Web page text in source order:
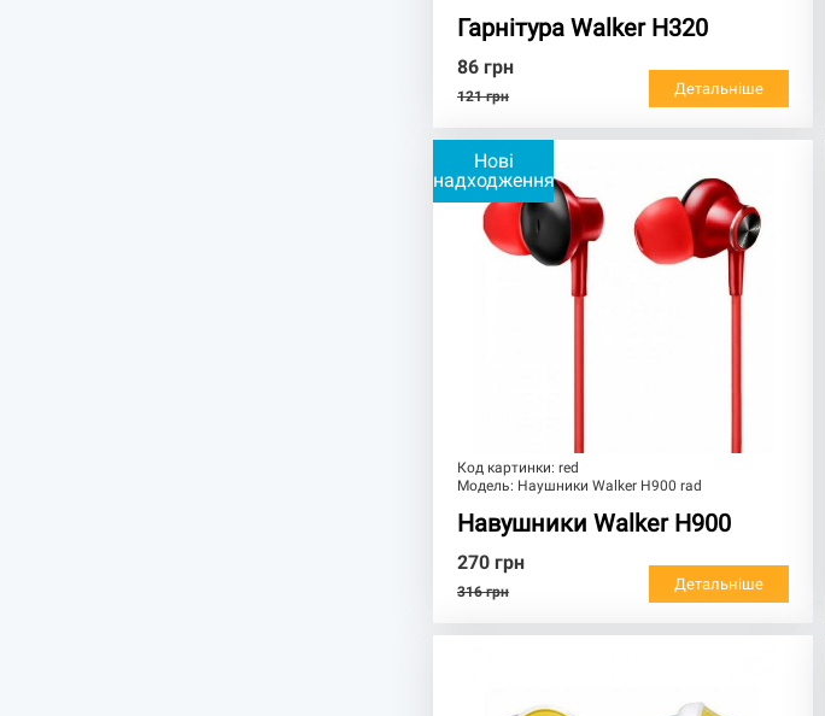
Гарнітура Walker H320
86 грн
121 грн Детальніше
Нові
надходження
Код картинки:red
Модель: Наушники Walker H900 rad
Навушники Walker H900
270 грн
316 грн Детальніше